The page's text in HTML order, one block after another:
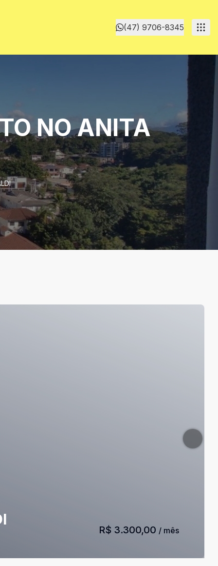
(47) 9706-8345
NO ANITA
R$ 3.300,00 / mês